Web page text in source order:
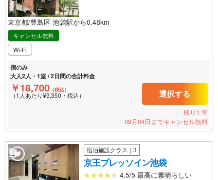
東京都/豊島区 池袋駅から0.48km
キャンセル無料
Wi-Fi
宿のみ
大人2人・1室 / 2日間の合計料金
￥18,700 （税込）
（1人あたり¥9,350・税込） 選択する
残り1 室
09月04日までキャンセル無料
宿泊施設クラス｜3
京王プレッソイン池袋
4.5/5 最高に素晴らしい